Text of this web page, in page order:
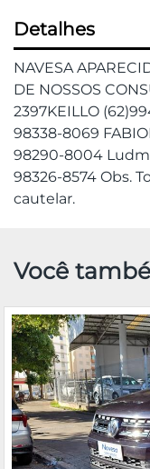
Detalhes
NAVESA
DE NOSSOS
2397KEILLO
98338-8069
98290-8004
98326-8574 Obs.
cautelar.
Você